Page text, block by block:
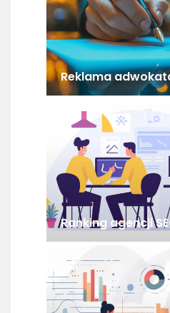
Reklama
Ranking agencji